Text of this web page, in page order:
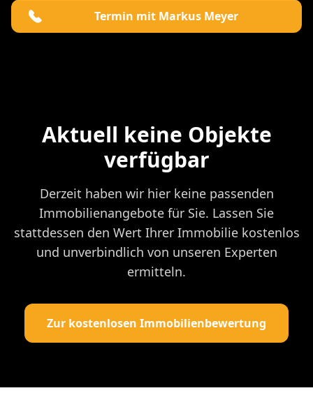
Termin mit Markus Meyer
Aktuell keine Objekte
verfügbar
Derzeit haben wir hier keine passenden
Immobilienangebote für Sie. Lassen Sie
stattdessen den Wert Ihrer Immobilie kostenlos
und unverbindlich von unseren Experten
ermitteln.
Zur kostenlosen Immobilienbewertung